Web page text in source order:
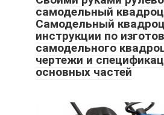
самодельный
Самодельный
инструкции по
самодельного
чертежи и
основных частей